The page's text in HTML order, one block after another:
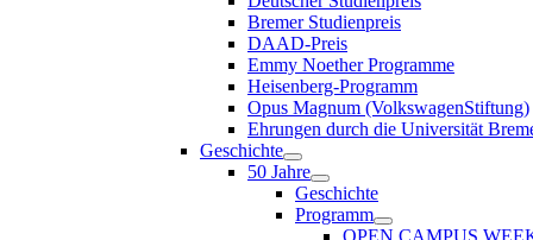
Bremer Studienpreis
DAAD-Preis
Emmy Noether Programme
Heisenberg-Programm
Opus Magnum (VolkswagenStiftung)
Ehrungen durch die Universität
Geschichte
50 Jahre
Geschichte
Programm
OPEN CAMPUS